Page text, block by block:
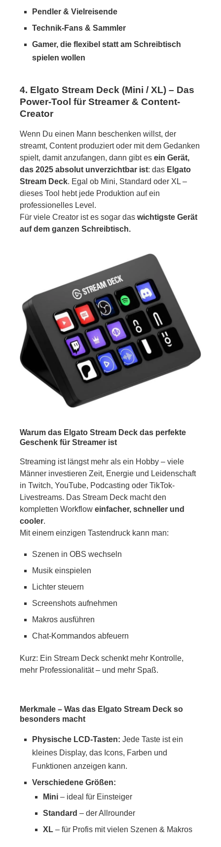
Pendler & Vielreisende
Technik-Fans & Sammler
Gamer, die flexibel statt am Schreibtisch
spielen wollen
4. Elgato Stream Deck (Mini / XL) – Das
Power-Tool für Streamer & Content-
Creator
Wenn Du einen Mann beschenken willst, der
streamt, Content produziert oder mit dem Gedanken
spielt, damit anzufangen, dann gibt es ein Gerät,
das 2025 absolut unverzichtbar ist: das Elgato
Stream Deck. Egal ob Mini, Standard oder XL –
dieses Tool hebt jede Produktion auf ein
professionelles Level.
Für viele Creator ist es sogar das wichtigste Gerät
auf dem ganzen Schreibtisch.
Warum das Elgato Stream Deck das perfekte
Geschenk für Streamer ist
Streaming ist längst mehr als ein Hobby – viele
Männer investieren Zeit, Energie und Leidenschaft
in Twitch, YouTube, Podcasting oder TikTok-
Livestreams. Das Stream Deck macht den
kompletten Workflow einfacher, schneller und
cooler.
Mit einem einzigen Tastendruck kann man:
Szenen in OBS wechseln
Musik einspielen
Lichter steuern
Screenshots aufnehmen
Makros ausführen
Chat-Kommandos abfeuern
Kurz: Ein Stream Deck schenkt mehr Kontrolle,
mehr Professionalität – und mehr Spaß.
Merkmale – Was das Elgato Stream Deck so
besonders macht
Physische LCD-Tasten: Jede Taste ist ein
kleines Display, das Icons, Farben und
Funktionen anzeigen kann.
Verschiedene Größen:
Mini – ideal für Einsteiger
Standard – der Allrounder
XL – für Profis mit vielen Szenen & Makros